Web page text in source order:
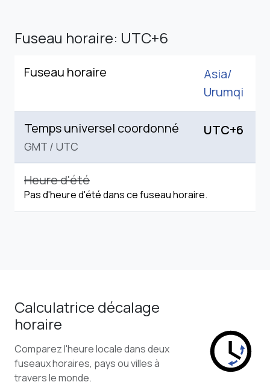
Fuseau horaire: UTC+6
Fuseau horaire
Asia/
Urumqi
Temps universel coordonné
GMT / UTC
UTC+6
Heure d'été
Pas d'heure d'été dans ce fuseau horaire.
Calculatrice décalage
horaire
Comparez l'heure locale dans deux
fuseaux horaires, pays ou villes à
travers le monde.